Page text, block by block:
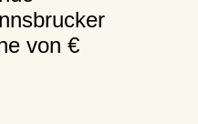
von €